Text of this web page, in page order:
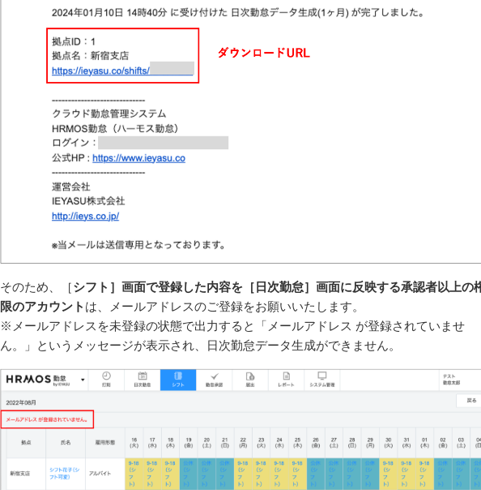
そのため、［シフト］画面で登録した内容を［日次勤怠］画面に反映する承認者以上の
限のアカウント は、メールアドレスのご登録をお願いいたします。
※メールアドレスを未登録の状態で出力すると「メールアドレス が登録されていませ
ん。」というメッセージが表示され、日次勤怠データ生成ができません。